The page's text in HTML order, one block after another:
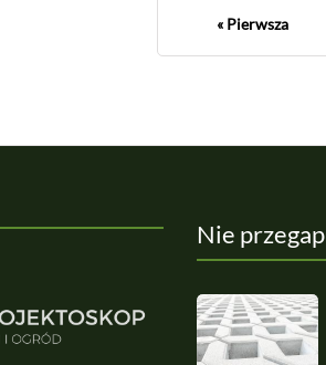
« Pierwsza
Nie przegap